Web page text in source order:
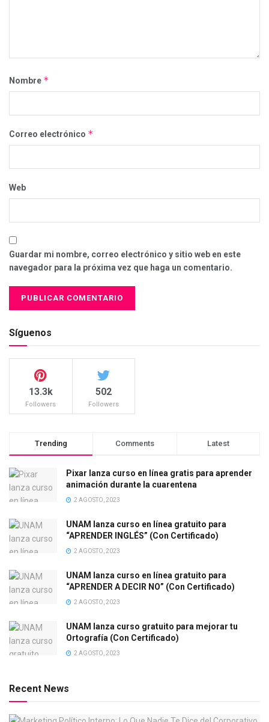
Nombre *
Correo electrónico *
Web
Guardar mi nombre, correo electrónico y sitio web en este
navegador para la próxima vez que haga un comentario.
Síguenos
13.3k
Followers
502
Followers
Trending Comments Latest
Pixar lanza curso en línea gratis para aprender
animación durante la cuarentena
2 AGOSTO, 2023
UNAM lanza curso en línea gratuito para
“APRENDER INGLÉS” (Con Certificado)
2 AGOSTO, 2023
UNAM lanza curso en línea gratuito para
“APRENDER A DECIR NO” (Con Certificado)
2 AGOSTO, 2023
UNAM lanza curso gratuito para mejorar tu
Ortografía (Con Certificado)
2 AGOSTO, 2023
Recent News